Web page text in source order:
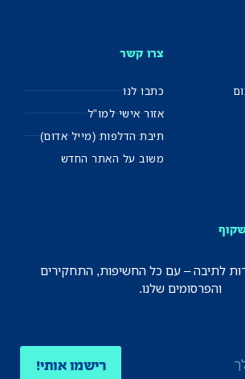
צרו קשר
כתבו לנו
אזור אישי למו"ל
תיבת הדלפות (מייל אדום)
משוב על האתר החדש
לתיבה – עם כל החשיפות, התחקירים
והפרסומים שלנו.
רישמו אותי!